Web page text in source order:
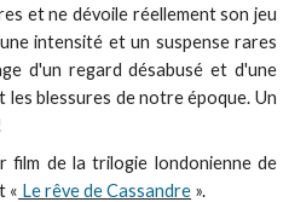
et ne dévoile réellement son jeu
intensité et un suspense rares
d'un regard désabusé et d'une
blessures de notre époque. Un
film de la trilogie londonienne de
« Le rêve de Cassandre ».